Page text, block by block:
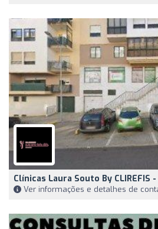
Clínicas Laura Souto By CLIREFIS
Ver informações e detalhes de